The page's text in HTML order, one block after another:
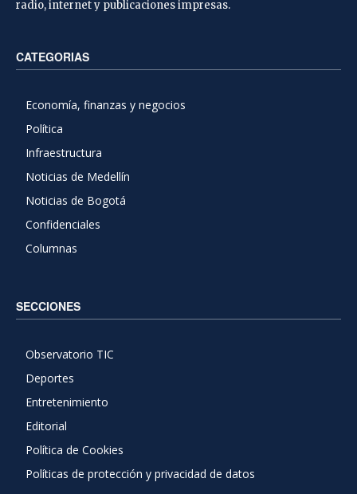
radio, internet y publicaciones impresas.
CATEGORIAS
Economía, finanzas y negocios
Política
Infraestructura
Noticias de Medellín
Noticias de Bogotá
Confidenciales
Columnas
SECCIONES
Observatorio TIC
Deportes
Entretenimiento
Editorial
Política de Cookies
Políticas de protección y privacidad de datos